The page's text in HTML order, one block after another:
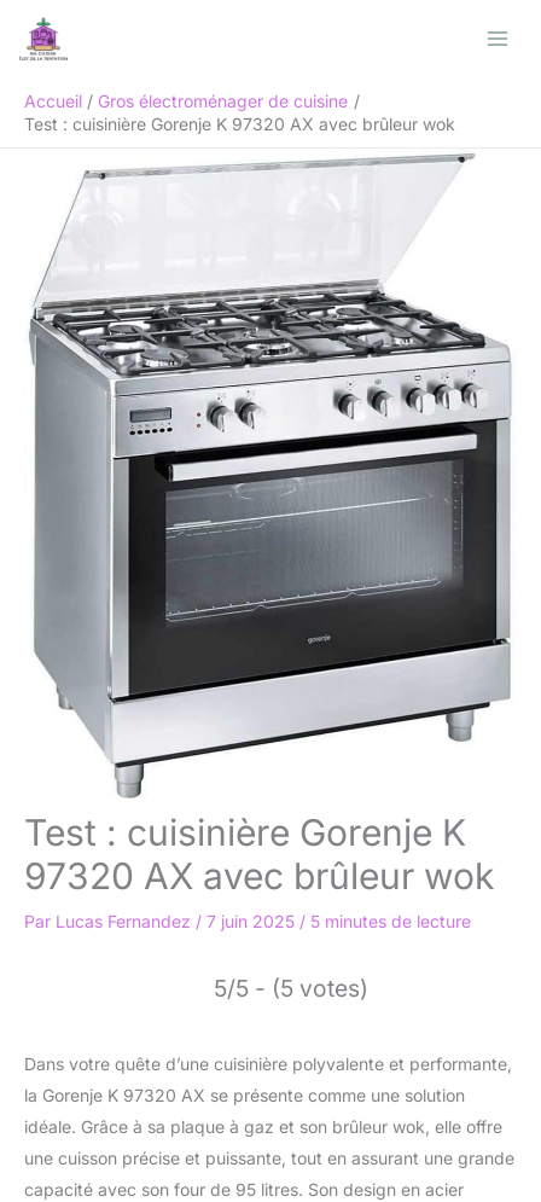
Accueil
Gros électroménager de cuisine
Test : cuisinière Gorenje K 97320 AX avec brûleur wok
Test : cuisinière Gorenje K
97320 AX avec brûleur wok
Par Lucas Fernandez / 7 juin 2025 / 5 minutes de lecture
5/5 - (5 votes)
Dans votre quête d’une cuisinière polyvalente et performante,
la Gorenje K 97320 AX se présente comme une solution
idéale. Grâce à sa plaque à gaz et son brûleur wok, elle offre
une cuisson précise et puissante, tout en assurant une grande
capacité avec son four de 95 litres. Son design en acier
Rechercher